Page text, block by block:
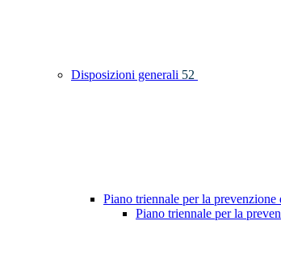
Disposizioni generali 52
Piano triennale per la
Piano triennale per la